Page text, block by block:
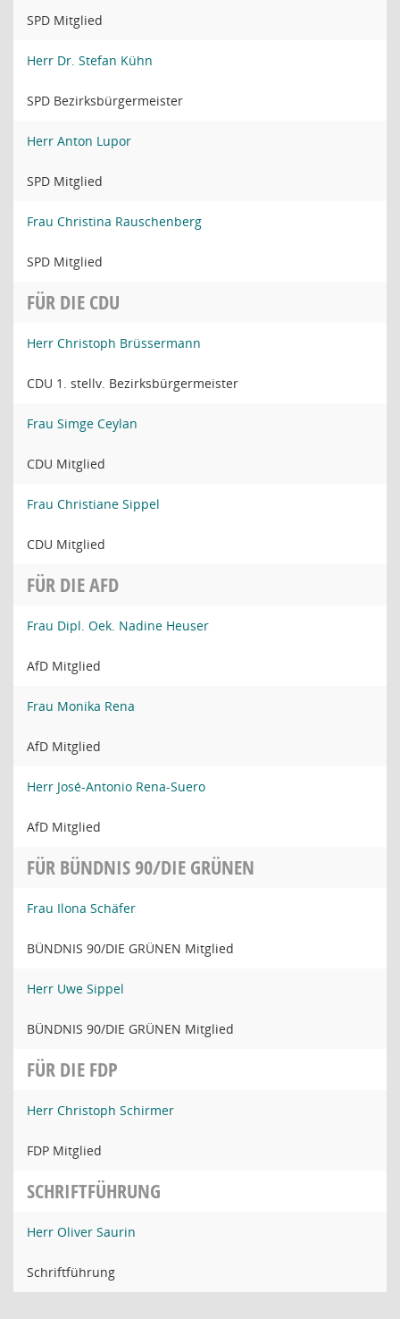
SPD Mitglied
Herr Dr. Stefan Kühn
SPD Bezirksbürgermeister
Herr Anton Lupor
SPD Mitglied
Frau Christina Rauschenberg
SPD Mitglied
FÜR DIE CDU
Herr Christoph Brüssermann
CDU 1. stellv. Bezirksbürgermeister
Frau Simge Ceylan
CDU Mitglied
Frau Christiane Sippel
CDU Mitglied
FÜR DIE AFD
Frau Dipl. Oek. Nadine Heuser
AfD Mitglied
Frau Monika Rena
AfD Mitglied
Herr José-Antonio Rena-Suero
AfD Mitglied
FÜR BÜNDNIS 90/DIE GRÜNEN
Frau Ilona Schäfer
BÜNDNIS 90/DIE GRÜNEN Mitglied
Herr Uwe Sippel
BÜNDNIS 90/DIE GRÜNEN Mitglied
FÜR DIE FDP
Herr Christoph Schirmer
FDP Mitglied
SCHRIFTFÜHRUNG
Herr Oliver Saurin
Schriftführung